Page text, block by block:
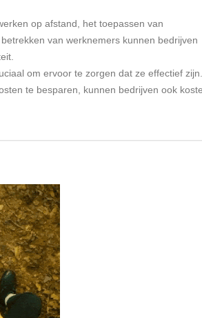
op afstand, het toepassen van
van werknemers kunnen bedrijven
om ervoor te zorgen dat ze effectief zijn.
te besparen, kunnen bedrijven ook